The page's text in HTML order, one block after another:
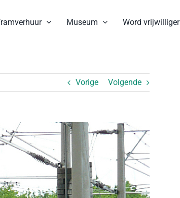
Museum Word vrijwilliger
Vorige Volgende